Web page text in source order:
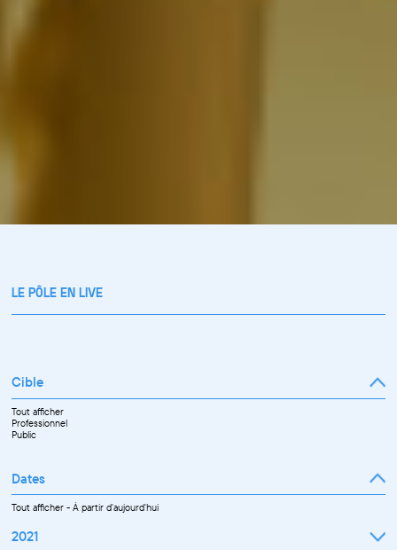
LE PÔLE EN LIVE
Cible
Tout afficher
Professionnel
Public
Dates
Tout afficher-À partir d'aujourd'hui
2021